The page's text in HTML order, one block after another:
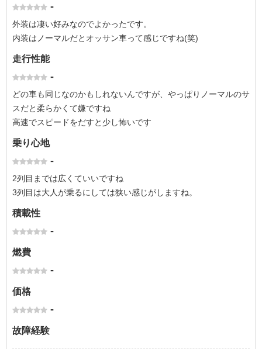
-
外装は凄い好みなのでよかったです。
内装はノーマルだとオッサン車って感じですね(笑)
走行性能
-
どの車も同じなのかもしれないんですが、やっぱりノーマルのサ
スだと柔らかくて嫌ですね
高速でスピードをだすと少し怖いです
乗り心地
-
2列目までは広くていいですね
3列目は大人が乗るにしては狭い感じがしますね。
積載性
-
燃費
-
価格
-
故障経験